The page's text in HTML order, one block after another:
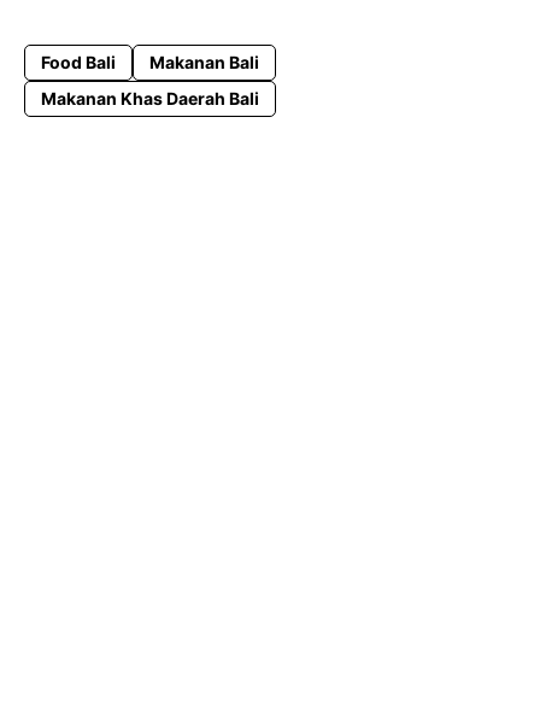
Food Bali
Makanan Bali
Makanan Khas Daerah Bali